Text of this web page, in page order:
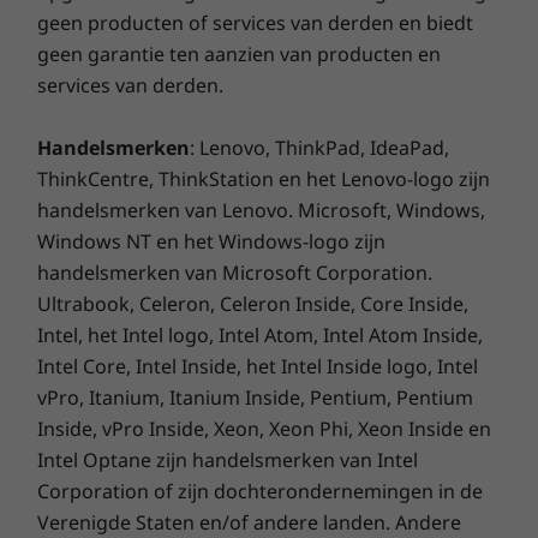
Naadloze en snelle verbindingen
Blijf productief met stabiele
netwerkconnectiviteit, lagere latentie, grotere
bandbreedte en aanzienlijk hogere snelheden
met WiFi 6E*. Maximaliseer bovendien de
kracht van USB-C met de Thunderbolt™ 4-
poort voor snelle gegevensoverdracht tot 40
Gbp en voor compatibiliteit met audio, video
en stroomvoorziening**.
* De werking van 6 GHz WiFi 6E is afhankelijk van de ondersteuning van
het besturingssysteem, routers/AP's/gateways die WiFi 6E ondersteunen,
geen producten of services van derden en biedt
geen garantie ten aanzien van producten en
services van derden.
Handelsmerken: Lenovo, ThinkPad, IdeaPad,
ThinkCentre, ThinkStation en het Lenovo-logo zijn
handelsmerken van Lenovo. Microsoft, Windows,
Windows NT en het Windows-logo zijn
handelsmerken van Microsoft Corporation.
Ultrabook, Celeron, Celeron Inside, Core Inside,
Intel, het Intel logo, Intel Atom, Intel Atom Inside,
Intel Core, Intel Inside, het Intel Inside logo, Intel
vPro, Itanium, Itanium Inside, Pentium, Pentium
Inside, vPro Inside, Xeon, Xeon Phi, Xeon Inside en
Intel Optane zijn handelsmerken van Intel
Corporation of zijn dochterondernemingen in de
Verenigde Staten en/of andere landen. Andere